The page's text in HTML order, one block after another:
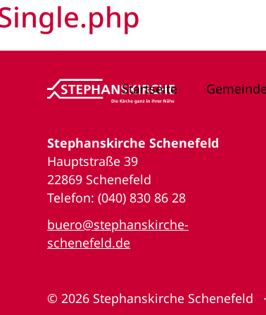
Startseite
Stephanskirche Schenefeld
Hauptstraße 39
22869 Schenefeld
Telefon: (040) 830 86 28
buero@stephanskirche-
schenefeld.de
© 2026 Stephanskirche Schenefeld